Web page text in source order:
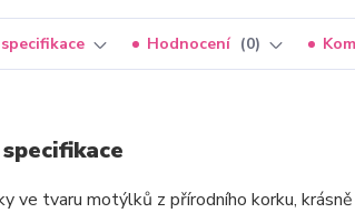
Hodnocení 0
ve tvaru motýlků z přírodního korku,